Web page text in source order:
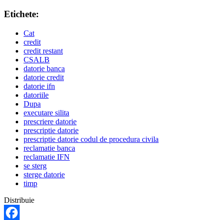
Etichete:
Cat
credit
credit restant
CSALB
datorie banca
datorie credit
datorie ifn
datoriile
Dupa
executare silita
prescriere datorie
prescriptie datorie
prescriptie datorie codul de procedura civila
reclamatie banca
reclamatie IFN
se sterg
sterge datorie
timp
Distribuie